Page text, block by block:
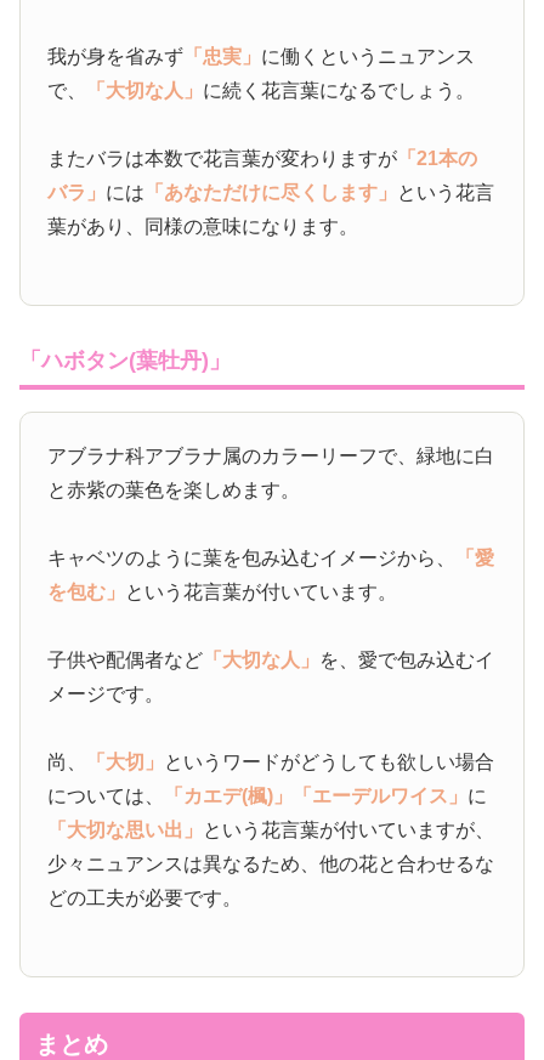
我が身を省みず 「忠実」 に働くというニュアンス
で、
「大切な人」 に続く花言葉になるでしょう。
またバラは本数で花言葉が変わりますが 「21本の
バラ」 には 「あなただけに尽くします」 という花言
葉があり、同様の意味になります。
「ハボタン(葉牡丹)」
アブラナ科アブラナ属のカラーリーフで、緑地に白
と赤紫の葉色を楽しめます。
キャベツのように葉を包み込むイメージから、
「愛
を包む」 という花言葉が付いています。
子供や配偶者など 「大切な人」 を、愛で包み込むイ
メージです。
尚、 「大切」 というワードがどうしても欲しい場合
については、
「カエデ(楓)」 「エーデルワイス」 に
「大切な思い出」 という花言葉が付いていますが、
少々ニュアンスは異なるため、他の花と合わせるな
どの工夫が必要です。
まとめ